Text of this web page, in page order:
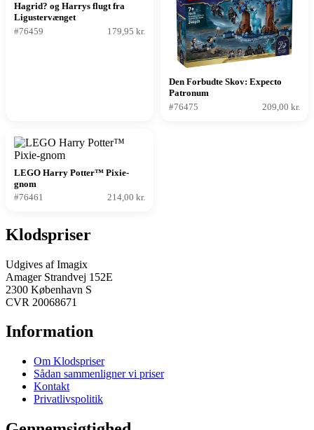
Hagrid? og Harrys flugt fra
Ligustervænget
#76459
179,95 kr.
Den Forbudte Skov: Expecto
Patronum
#76475
209,00 kr.
LEGO Harry Potter™ Pixie-
gnom
#76461
214,00 kr.
Klodspriser
Udgives af Imagix
Amager Strandvej 152E
2300 København S
CVR 20068671
Information
Om Klodspriser
Sådan sammenligner vi priser
Kontakt
Privatlivspolitik